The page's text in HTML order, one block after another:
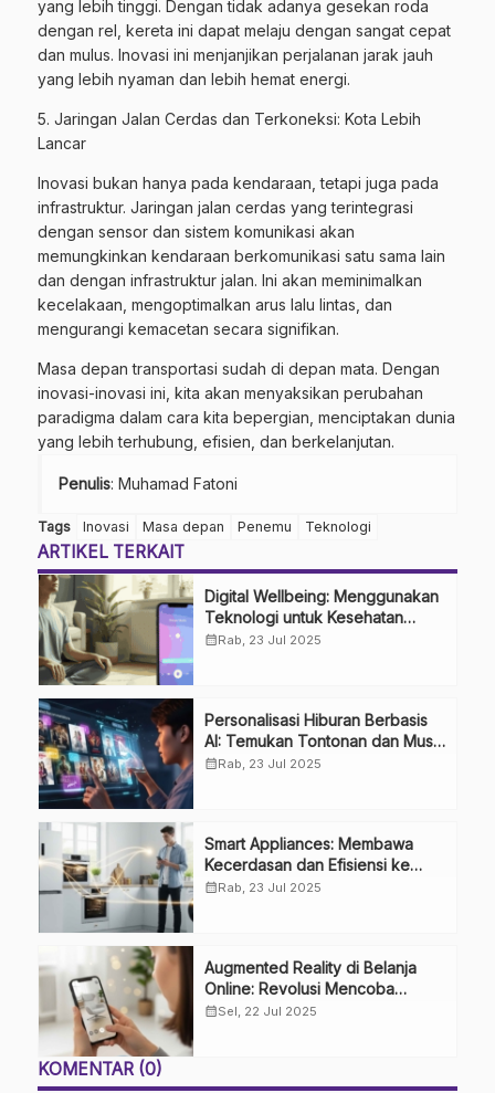
yang lebih tinggi. Dengan tidak adanya gesekan roda
dengan rel, kereta ini dapat melaju dengan sangat cepat
dan mulus. Inovasi ini menjanjikan perjalanan jarak jauh
yang lebih nyaman dan lebih hemat energi.
5. Jaringan Jalan Cerdas dan Terkoneksi: Kota Lebih
Lancar
Inovasi bukan hanya pada kendaraan, tetapi juga pada
infrastruktur. Jaringan jalan cerdas yang terintegrasi
dengan sensor dan sistem komunikasi akan
memungkinkan kendaraan berkomunikasi satu sama lain
dan dengan infrastruktur jalan. Ini akan meminimalkan
kecelakaan, mengoptimalkan arus lalu lintas, dan
mengurangi kemacetan secara signifikan.
Masa depan transportasi sudah di depan mata. Dengan
inovasi-inovasi ini, kita akan menyaksikan perubahan
paradigma dalam cara kita bepergian, menciptakan dunia
yang lebih terhubung, efisien, dan berkelanjutan.
Penulis: Muhamad Fatoni
Tags Inovasi Masa depan Penemu Teknologi
ARTIKEL TERKAIT
Digital Wellbeing: Menggunakan
Teknologi untuk Kesehatan
Mental dan Keseimbangan Hidup
calendar_monthRab, 23 Jul 2025
Personalisasi Hiburan Berbasis
AI: Temukan Tontonan dan Musik
Favorit Anda Lebih Cepat
calendar_monthRab, 23 Jul 2025
Smart Appliances: Membawa
Kecerdasan dan Efisiensi ke
Dalam Rumah Anda
calendar_monthRab, 23 Jul 2025
Augmented Reality di Belanja
Online: Revolusi Mencoba
Produk dari Kenyamanan Rumah
calendar_monthSel, 22 Jul 2025
KOMENTAR (0)